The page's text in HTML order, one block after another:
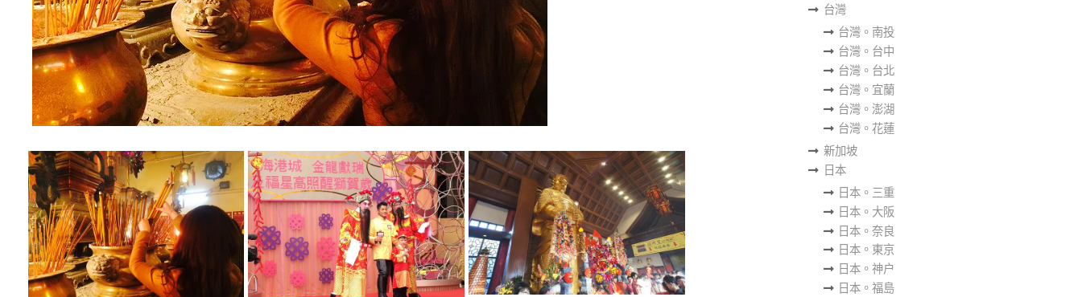
台灣
台灣。南投
台灣。台中
台灣。台北
台灣。宜蘭
台灣。澎湖
台灣。花蓮
新加坡
日本
日本。三重
日本。大阪
日本。奈良
日本。東京
日本。神户
日本。福島